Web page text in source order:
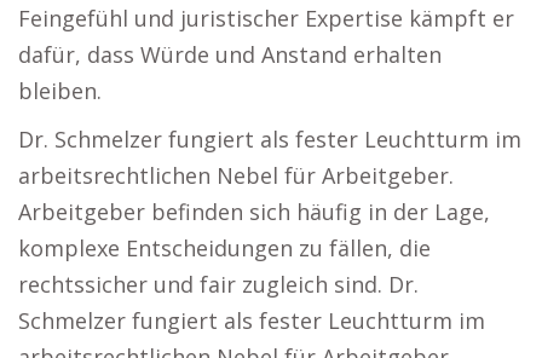
Feingefühl und juristischer Expertise kämpft er
dafür, dass Würde und Anstand erhalten
bleiben.
Dr. Schmelzer fungiert als fester Leuchtturm im
arbeitsrechtlichen Nebel für Arbeitgeber.
Arbeitgeber befinden sich häufig in der Lage,
komplexe Entscheidungen zu fällen, die
rechtssicher und fair zugleich sind. Dr.
Schmelzer fungiert als fester Leuchtturm im